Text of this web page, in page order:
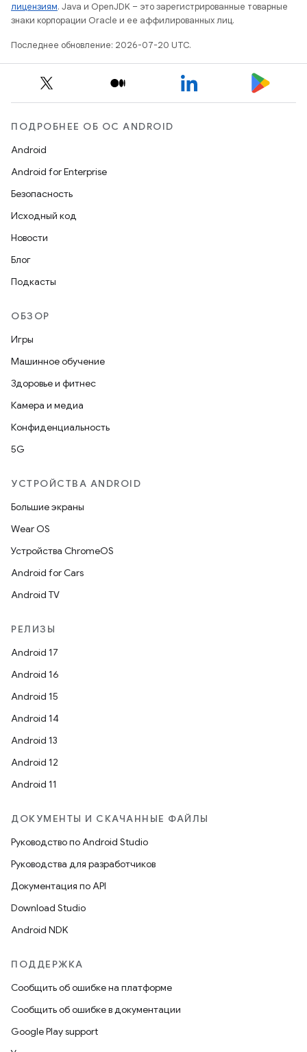
лицензиям. Java и OpenJDK – это зарегистрированные товарные
знаки корпорации Oracle и ее аффилированных лиц.
Последнее обновление: 2026-07-20 UTC.
ПОДРОБНЕЕ ОБ ОС ANDROID
Android
Android for Enterprise
Безопасность
Исходный код
Новости
Блог
Подкасты
ОБЗОР
Игры
Машинное обучение
Здоровье и фитнес
Камера и медиа
Конфиденциальность
5G
УСТРОЙСТВА ANDROID
Большие экраны
Wear OS
Устройства ChromeOS
Android for Cars
Android TV
РЕЛИЗЫ
Android 17
Android 16
Android 15
Android 14
Android 13
Android 12
Android 11
ДОКУМЕНТЫ И СКАЧАННЫЕ ФАЙЛЫ
Руководство по Android Studio
Руководства для разработчиков
Документация по API
Download Studio
Android NDK
ПОДДЕРЖКА
Сообщить об ошибке на платформе
Сообщить об ошибке в документации
Google Play support